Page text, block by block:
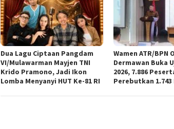
Dua Lagu Ciptaan Pangdam
VI/Mulawarman Mayjen TNI
Krido Pramono, Jadi Ikon
Lomba Menyanyi HUT Ke-81 RI
Wamen ATR/BPN
Dermawan Buka
2026, 7.886
Perebutkan